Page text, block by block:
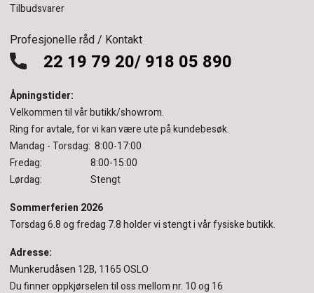
Tilbudsvarer
Profesjonelle råd / Kontakt
22 19 79 20/ 918 05 890
Åpningstider:
Velkommen til vår butikk/showrom.
Ring for avtale, for vi kan være ute på kundebesøk.
Mandag - Torsdag: 8:00-17:00
Fredag: 8:00-15:00
Lørdag: Stengt
Sommerferien 2026
Torsdag 6.8 og fredag 7.8 holder vi stengt i vår fysiske butikk.
Adresse:
Munkerudåsen 12B, 1165 OSLO
Du finner oppkjørselen til oss mellom nr. 10 og 16